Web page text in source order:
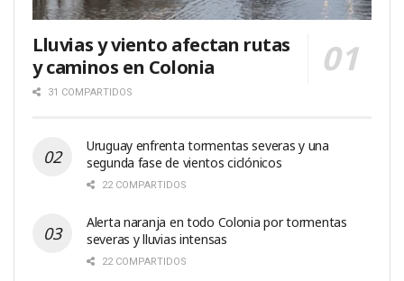
Lluvias y viento afectan rutas
y caminos en Colonia
31 COMPARTIDOS
Uruguay enfrenta tormentas severas y una
segunda fase de vientos ciclónicos
22 COMPARTIDOS
Alerta naranja en todo Colonia por tormentas
severas y lluvias intensas
22 COMPARTIDOS